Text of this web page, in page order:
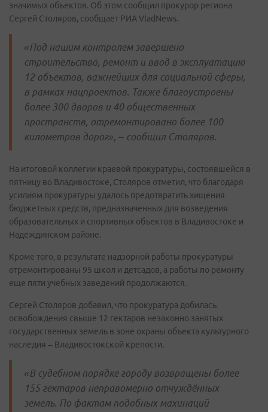
значимых объектов. Об этом сообщил прокурор региона
Сергей Столяров, сообщает РИА VladNews.
«Под нашим контролем завершено
строительство, ремонт и ввод в эксплуатацию
12 объектов, важнейших для социальной сферы,
в рамках нацпроектов. Также благоустроены
более 300 дворов и 40 общественных
пространств, отремонтировано более 100
километров дорог», – сообщил Столяров.
На итоговой коллегии краевой прокуратуры, состоявшейся в
пятницу во Владивостоке, Столяров отметил, что благодаря
усилиям прокуратуры удалось предотвратить хищения
бюджетных средств, предназначенных для возведения
образовательных и спортивных объектов в Владивостоке и
Надеждинском районе.
Кроме того, в результате надзорной работы прокуратуры
отремонтированы 95 школ и детсадов, а работы по ремонту
еще пяти учебных заведений продолжаются.
Сергей Столяров добавил, что прокуратура добилась
освобождения свыше 12 гектаров незаконно занятых
государственных земель в зоне охраны объекта культурного
наследия – Владивостокской крепости.
«В судебном порядке городу возвращены более
155 гектаров неправомерно отчуждённых
земель. По фактам подобных махинаций